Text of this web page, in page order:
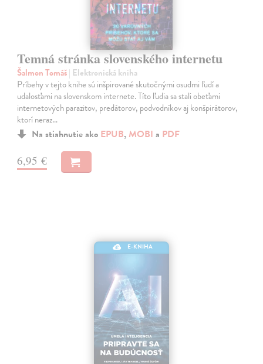
Temná stránka slovenského internetu
Šalmon Tomáš| Elektronická kniha
Príbehy v tejto knihe sú inšpirované skutočnými osudmi ľudí a
udalosťami na slovenskom internete. Títo ľudia sa stali obeťami
internetových parazitov, predátorov, podvodníkov aj konšpirátorov,
ktorí neraz…
Na stiahnutie ako EPUB, MOBI a PDF
6,95 €
E-KNIHA